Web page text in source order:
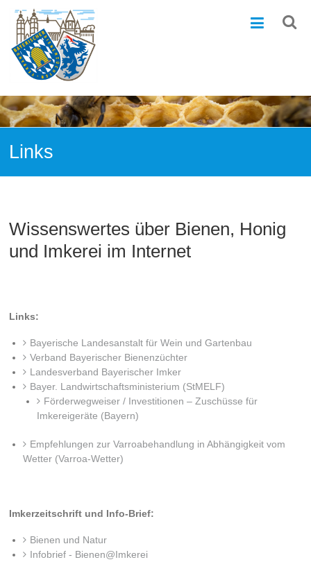
Inhalt
springen
Bezirks-
Bienenzuchtverein
Ingolstadt
e.V
–
1868
Links
Wissenswertes über Bienen, Honig
und Imkerei im Internet
Links:
Bayerische Landesanstalt für Wein und Gartenbau
Verband Bayerischer Bienenzüchter
Landesverband Bayerischer Imker
Bayer. Landwirtschaftsministerium (StMELF)
Förderwegweiser / Investitionen – Zuschüsse für
Imkereigeräte (Bayern)
Empfehlungen zur Varroabehandlung in Abhängigkeit vom
Wetter (Varroa-Wetter)
Imkerzeitschrift und Info-Brief:
Bienen und Natur
Infobrief - Bienen@Imkerei